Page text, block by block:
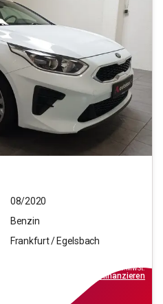
08/2020
Benzin
Frankfurt / Egelsbach
inkl.MwSt.
finanzieren